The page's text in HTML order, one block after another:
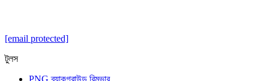
[email protected]
টুলস
PNG ব্যাকগ্রাউন্ড রিমুভার